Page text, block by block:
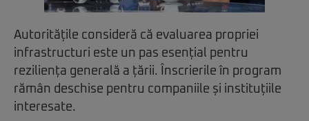
Autoritățile consideră că evaluarea propriei
infrastructuri este un pas esențial pentru
reziliența generală a țării. Înscrierile în program
rămân deschise pentru companiile și instituțiile
interesate.